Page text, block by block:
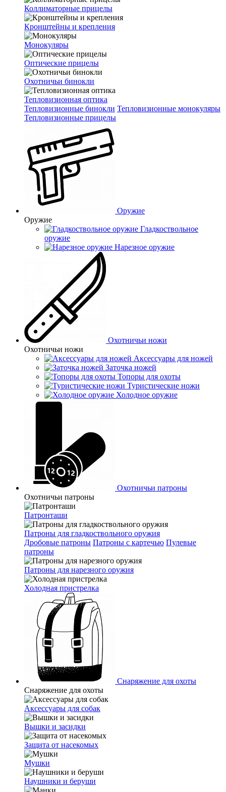
Коллиматорные прицелы
Кронштейны и крепления
Монокуляры
Оптические прицелы
Охотничьи бинокли
Тепловизионная оптика
Тепловизионные бинокли Тепловизионные монокуляры
Тепловизионные прицелы
Оружие
Оружие
Гладкоствольное
оружие
Нарезное оружие
Охотничьи ножи
Охотничьи ножи
Аксессуары для ножей
Заточка ножей
Топоры для охоты
Туристические ножи
Холодное оружие
Охотничьи патроны
Охотничьи патроны
Патронташи
Патроны для гладкоствольного оружия
Дробовые патроны Патроны с картечью Пулевые
патроны
Патроны для нарезного оружия
Холодная пристрелка
Снаряжение для охоты
Снаряжение для охоты
Аксессуары для собак
Вышки и засидки
Защита от насекомых
Мушки
Наушники и беруши